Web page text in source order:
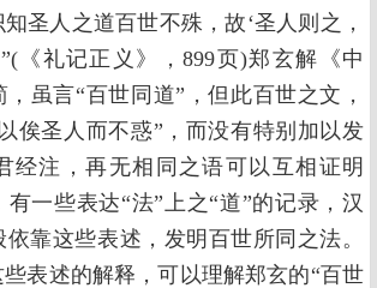
圣人之道百世不殊，故‘圣人则之，
《礼记正义》，899页)郑玄解《中
虽言“百世同道”，但此百世之文，
俟圣人而不惑”，而没有特别加以发
经注，再无相同之语可以互相证明
一些表达“法”上之“道”的记录，汉
靠这些表述，发明百世所同之法。
表述的解释，可以理解郑玄的“百世